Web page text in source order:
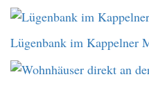
Lügenbank im Kappelner